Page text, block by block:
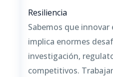
Resiliencia
Sabemos que innovar
implica enormes
investigación,
competitivos.